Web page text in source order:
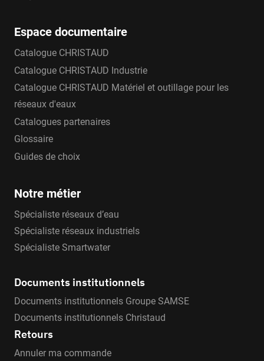
Espace documentaire
Catalogue CHRISTAUD
Catalogue CHRISTAUD Industrie
Catalogue CHRISTAUD Matériel et outillage pour les
réseaux d'eaux
Catalogues partenaires
Glossaire
Guides de choix
Notre métier
Spécialiste réseaux d’eau
Spécialiste réseaux industriels
Spécialiste Smartwater
Documents institutionnels
Documents institutionnels Groupe SAMSE
Documents institutionnels Christaud
Retours
Annuler ma commande